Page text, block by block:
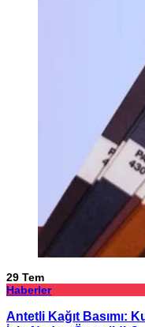
29 Tem
Haberler
Antetli Kağıt Basımı: